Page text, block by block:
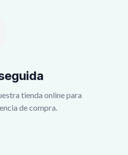
tienda online para
de compra.